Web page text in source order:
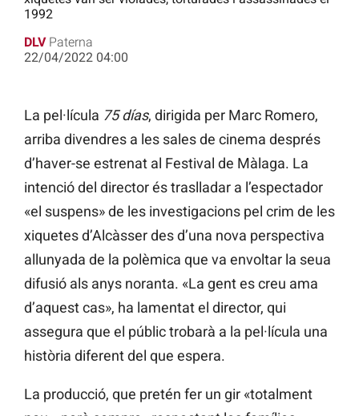
1992
DLV Paterna
22/04/2022 04:00
La pel·lícula 75 días, dirigida per Marc Romero,
arriba divendres a les sales de cinema després
d’haver-se estrenat al Festival de Màlaga. La
intenció del director és traslladar a l’espectador
«el suspens» de les investigacions pel crim de les
xiquetes d’Alcàsser des d’una nova perspectiva
allunyada de la polèmica que va envoltar la seua
difusió als anys noranta. «La gent es creu ama
d’aquest cas», ha lamentat el director, qui
assegura que el públic trobarà a la pel·lícula una
història diferent del que espera.
La producció, que pretén fer un gir «totalment